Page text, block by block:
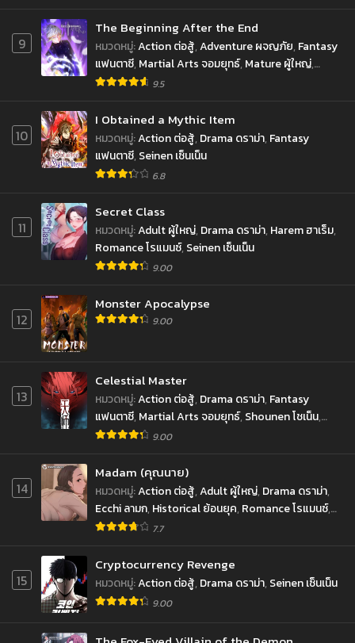
9
The Beginning After the End
หมวดหมู่:Action ต่อสู้,Adventure ผจญภัย, Fantasy
แฟนตาซี, Martial Arts จอมยุทธ์, Mature ผู้ใหญ่,
Reincarnation เกิดใหม่
9.5
10
I Obtained a Mythic Item
หมวดหมู่:Action ต่อสู้, Drama ดราม่า, Fantasy
แฟนตาซี, Seinen เซ็นเน็น
6.8
11
Secret Class
หมวดหมู่:Adult ผู้ใหญ่, Drama ดราม่า, Harem ฮาเร็ม,
Romance โรแมนซ์, Seinen เซ็นเน็น
9.00
12
Monster Apocalypse
9.00
13
Celestial Master
หมวดหมู่:Action ต่อสู้, Drama ดราม่า, Fantasy
แฟนตาซี, Martial Arts จอมยุทธ์, Shounen โชเน็น,
Supernatural เหนือธรรมชาติ
9.00
14
Madam (คุณนาย)
หมวดหมู่:Action ต่อสู้,Adult ผู้ใหญ่, Drama ดราม่า,
Ecchi ลามก, Historical ย้อนยุค, Romance โรแมนซ์,
Seinen เซ็นเน็น
7.7
15
Cryptocurrency Revenge
หมวดหมู่:Action ต่อสู้, Drama ดราม่า, Seinen เซ็นเน็น
9.00